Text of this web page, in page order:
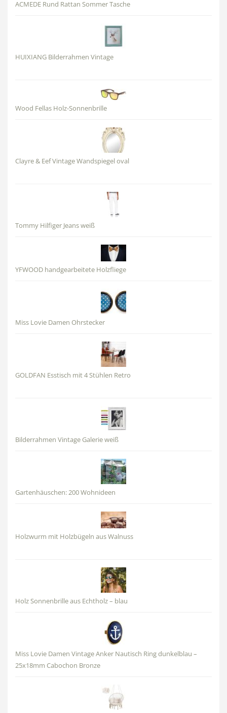
ACMEDE Rund Rattan Sommer Tasche
HUIXIANG Bilderrahmen Vintage
Wood Fellas Holz-Sonnenbrille
Clayre & Eef Vintage Wandspiegel oval
Tommy Hilfiger Jeans weiß
YFWOOD handgearbeitete Holzfliege
Miss Lovie Damen Ohrstecker
GOLDFAN Esstisch mit 4 Stühlen Retro
Bilderrahmen Vintage Galerie weiß
Gartenhäuschen: 200 Wohnideen
Holzwurm mit Holzbügeln aus Walnuss
Holz Sonnenbrille aus Echtholz – blau
Miss Lovie Damen Vintage Anker Nautisch Ring dunkelblau –
25x18mm Cabochon Bronze